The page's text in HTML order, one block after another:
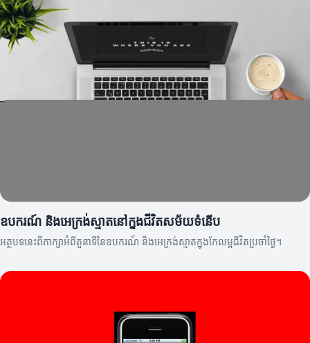
ឧបករណ៍ និងអេក្រង់ស្មាតនៅក្នុងជីវិតសម័យទំនើប
អត្ថបទនេះពិភាក្សាអំពីតួនាទីនៃឧបករណ៍ និងអេក្រង់ស្មាតក្នុងកែលម្អជីវិតប្រចាំថ្ងៃ។